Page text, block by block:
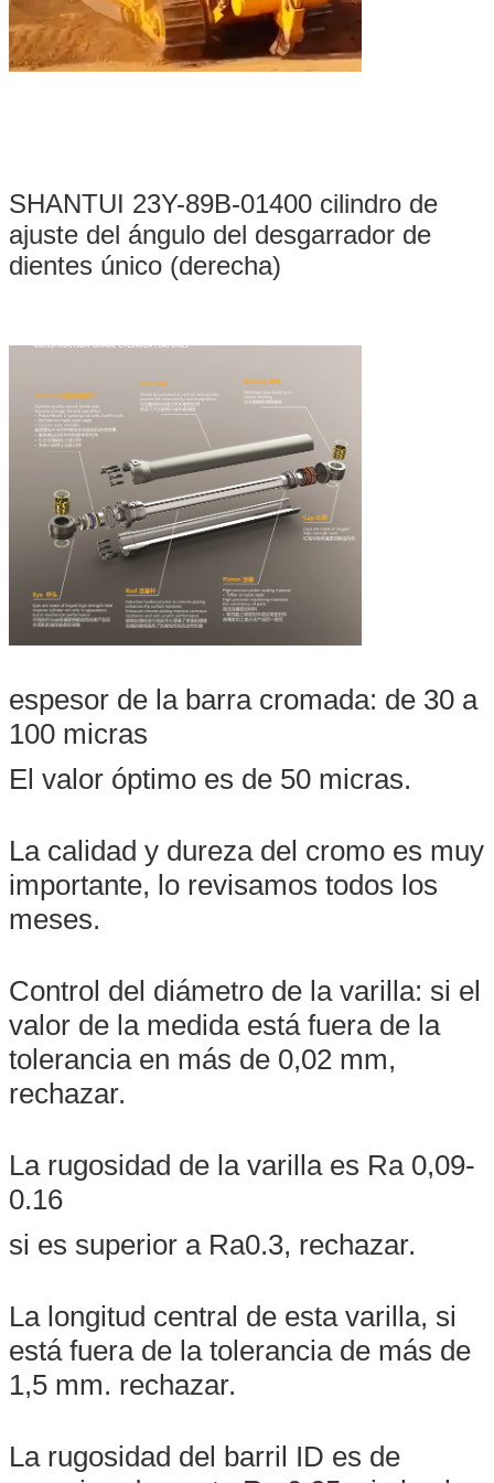
¡Te llamaremos pronto!
PRESENTACIóN
SHANTUI 23Y-89B-01400 cilindro de
ajuste del ángulo del desgarrador de
dientes único (derecha)
espesor de la barra cromada: de 30 a
100 micras
El valor óptimo es de 50 micras.
La calidad y dureza del cromo es muy
importante, lo revisamos todos los
meses.
Control del diámetro de la varilla: si el
valor de la medida está fuera de la
tolerancia en más de 0,02 mm,
rechazar.
La rugosidad de la varilla es Ra 0,09-
0.16
si es superior a Ra0.3, rechazar.
La longitud central de esta varilla, si
está fuera de la tolerancia de más de
1,5 mm. rechazar.
La rugosidad del barril ID es de